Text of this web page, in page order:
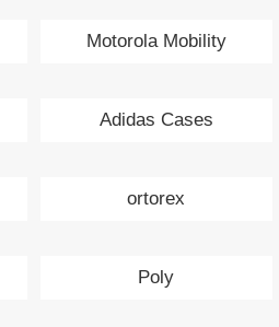
Motorola Mobility
Adidas Cases
ortorex
Poly